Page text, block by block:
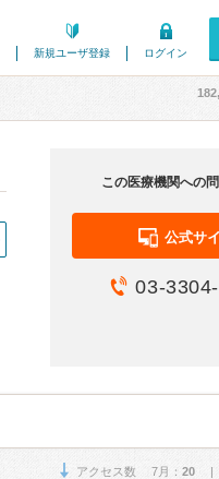
新規ユーザ登録 ログイン
この医療機関への
公式サ
03-
アクセス数 7月： 20 |